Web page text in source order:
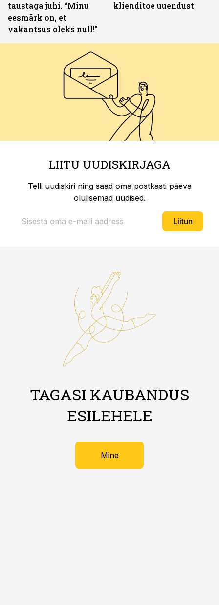
taustaga juhi. “Minu
eesmärk on, et
vakantsus oleks null!”
klienditoe uuendust
LIITU UUDISKIRJAGA
Telli uudiskiri ning saad oma postkasti päeva
olulisemad uudised.
Liitun
TAGASI KAUBANDUS
ESILEHELE
Mine